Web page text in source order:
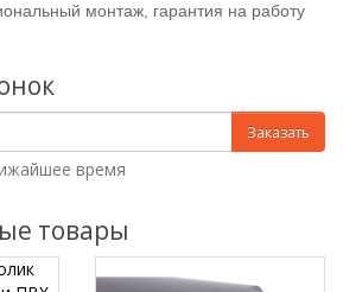
монтаж, гарантия на работу
Заказать
время
товары